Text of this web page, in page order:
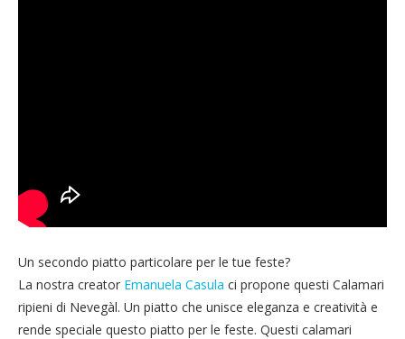
Un secondo piatto particolare per le tue feste?
La nostra creator Emanuela Casula ci propone questi Calamari
ripieni di Nevegàl. Un piatto che unisce eleganza e creatività e
rende speciale questo piatto per le feste. Questi calamari